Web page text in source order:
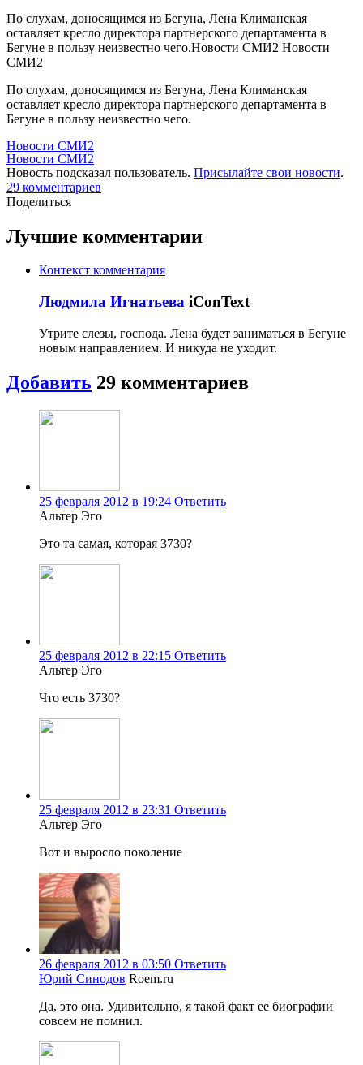
По слухам, доносящимся из Бегуна, Лена Климанская
оставляет кресло директора партнерского департамента в
Бегуне в пользу неизвестно чего.Новости СМИ2 Новости
СМИ2
По слухам, доносящимся из Бегуна, Лена Климанская
оставляет кресло директора партнерского департамента в
Бегуне в пользу неизвестно чего.
Новости СМИ2
Новости СМИ2
Новость подсказал пользователь. Присылайте свои новости.
29 комментариев
Поделиться
Лучшие комментарии
Контекст комментария
Людмила Игнатьева iConText
Утрите слезы, господа. Лена будет заниматься в Бегуне
новым направлением. И никуда не уходит.
Добавить 29 комментариев
25 февраля 2012 в 19:24 Ответить
Альтер Эго
Это та самая, которая 3730?
25 февраля 2012 в 22:15 Ответить
Альтер Эго
Что есть 3730?
25 февраля 2012 в 23:31 Ответить
Альтер Эго
Вот и выросло поколение
26 февраля 2012 в 03:50 Ответить
Юрий Синодов Roem.ru
Да, это она. Удивительно, я такой факт ее биографии
совсем не помнил.